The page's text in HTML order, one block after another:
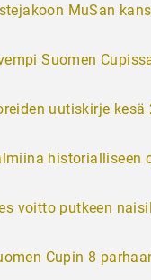
MuSan
Suomen
uutiskirje kesä
historialliseen
voitto putkeen
Cupin 8